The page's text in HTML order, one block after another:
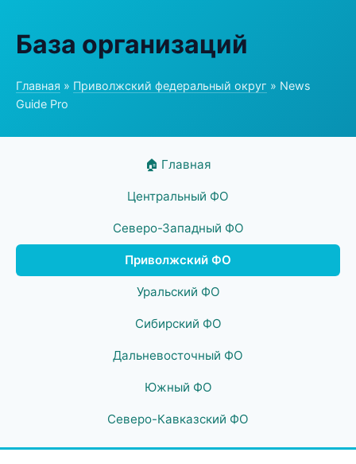
База организаций
Главная » Приволжский федеральный округ » News
Guide Pro
🏠 Главная
Центральный ФО
Северо-Западный ФО
Приволжский ФО
Уральский ФО
Сибирский ФО
Дальневосточный ФО
Южный ФО
Северо-Кавказский ФО